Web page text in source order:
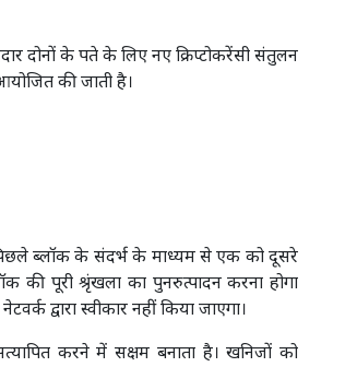
दोनों के पते के लिए नए क्रिप्टोकरेंसी संतुलन
की जाती है।
ब्लॉक के संदर्भ के माध्यम से एक को दूसरे
पूरी श्रृंखला का पुनरुत्पादन करना होगा
द्वारा स्वीकार नहीं किया जाएगा।
करने में सक्षम बनाता है। खनिजों को